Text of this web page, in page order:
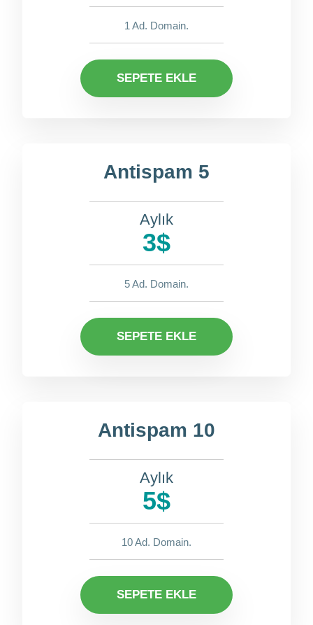
1 Ad. Domain.
SEPETE EKLE
Antispam 5
Aylık
3$
5 Ad. Domain.
SEPETE EKLE
Antispam 10
Aylık
5$
10 Ad. Domain.
SEPETE EKLE